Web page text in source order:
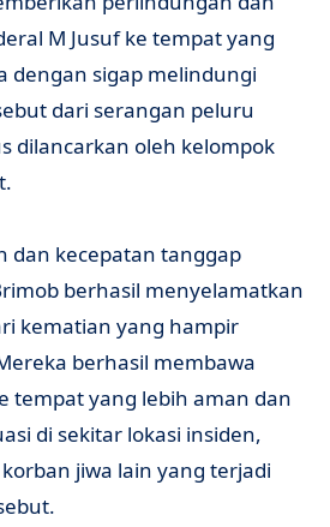
M Jusuf ke tempat yang
dengan sigap melindungi
dari serangan peluru
dilancarkan oleh kelompok
dan kecepatan tanggap
berhasil menyelamatkan
kematian yang hampir
berhasil membawa
tempat yang lebih aman dan
di sekitar lokasi insiden,
jiwa lain yang terjadi